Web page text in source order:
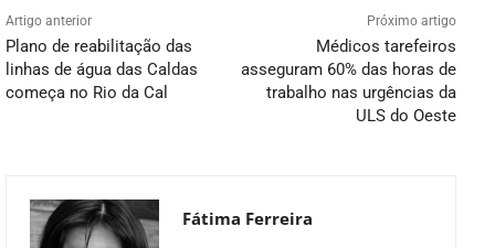
Artigo anterior
Plano de reabilitação das
linhas de água das Caldas
começa no Rio da Cal
Próximo artigo
Médicos tarefeiros
asseguram 60% das horas de
trabalho nas urgências da
ULS do Oeste
Fátima Ferreira